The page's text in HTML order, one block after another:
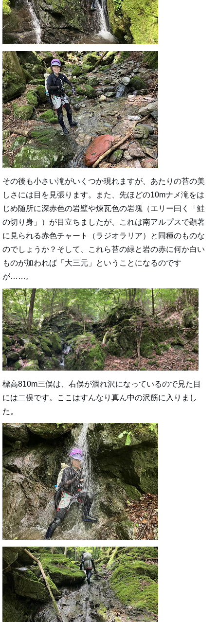
その後も小さい滝がいくつか現れますが、あたりの苔の美
しさには目を見張ります。また、先ほどの10mナメ滝をは
じめ随所に深赤色の岩壁や煉瓦色の岩塊（エリー曰く「鮭
の切り身」）が目立ちましたが、これは南アルプスで顕著
に見られる赤色チャート（ラジオラリア）と同種のものな
のでしょうか？そして、これら苔の緑と岩の赤に何か白い
ものが加われば「大三元」ということになるのです
が……。
標高810m三俣は、右俣が涸れ沢になっているので見た目
には二俣です。ここはすんなり真ん中の沢筋に入りまし
た。